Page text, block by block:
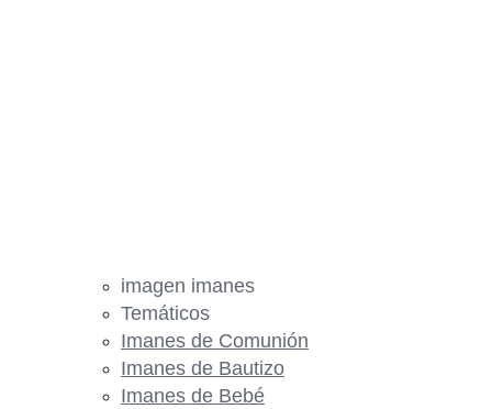
imagen imanes
Temáticos
Imanes de Comunión
Imanes de Bautizo
Imanes de Bebé